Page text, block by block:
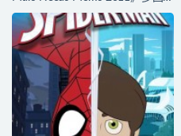
语言(含国语)+多国字幕(含中文)
官方纯净收藏版
720P/MKV/3.89G 动画片下载